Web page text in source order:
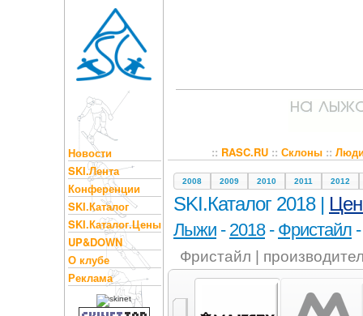
Новости
SKI.Лента
Конференции
SKI.Каталог
SKI.Каталог.Цены
UP&DOWN
О клубе
Реклама
:: RASC.RU:: Склоны::
2008 2009 2010 2011 2012
SKI.Каталог 2018 |
Лыжи - 2018- Фристайл
Фристайл |